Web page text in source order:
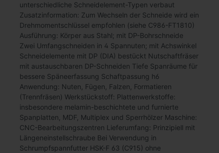
unterschiedliche Schneidelement-Typen verbaut
Zusatzinformation: Zum Wechseln der Schneide wird ein
Drehmomentschlüssel empfohlen (siehe C986-FT1810)
Ausführung: Körper aus Stahl; mit DP-Bohrschneide
Zwei Umfangschneiden in 4 Spannuten; mit Achswinkel
Schneidelemente mit DP (DIA) bestückt Nutschaftfräser
mit austauschbaren DP-Schneiden Tiefe Spanräume für
bessere Späneerfassung Schaftpassung h6
Anwendung: Nuten, Fügen, Falzen, Formatieren
(Trennfräsen) Werkstückstoff: Plattenwerkstoffe:
insbesondere melamin-beschichtete und furnierte
Spanplatten, MDF, Multiplex und Sperrhölzer Maschine:
CNC-Bearbeitungszentren Lieferumfang: Prinzipiell mit
Längeneinstellschraube Bei Verwendung in
Schrumpfspannfutter HSK-F 63 (C915) ohne